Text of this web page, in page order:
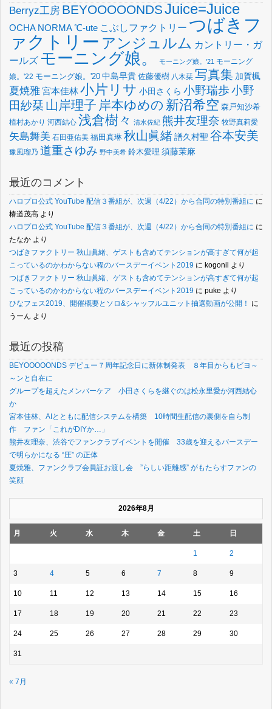
Berryz工房 BEYOOOOONDSJuice=Juice
OCHA NORMA℃-ute こぶしファクトリー つばきフ
ァクトリー アンジュルム カントリー・ガ
ールズ モーニング娘。 モーニング娘。'21 モーニング
娘。'22 モーニング娘。'20 中島早貴 佐藤優樹 八木栞 写真集 加賀楓
夏焼雅宮本佳林小片リサ 小田さくら 小野瑞歩小野
田紗栞 山岸理子 岸本ゆめの 新沼希空 森戸知沙希
植村あかり 河西結心 浅倉樹々 清水佐紀 熊井友理奈 牧野真莉愛
矢島舞美 石田亜佑美 福田真琳 秋山眞緒譜久村聖 谷本安美
豫風瑠乃 道重さゆみ 野中美希 鈴木愛理 須藤茉麻
最近のコメント
ハロプロ公式 YouTube 配信３番組が、次週（4/22）から合同の特別番組に に
椿道茂高 より
ハロプロ公式 YouTube 配信３番組が、次週（4/22）から合同の特別番組に に
たなか より
つばきファクトリー 秋山眞緒、ゲストも含めてテンションが高すぎて何が起
こっているのかわからない程のバースデーイベント2019 に kogonil より
つばきファクトリー 秋山眞緒、ゲストも含めてテンションが高すぎて何が起
こっているのかわからない程のバースデーイベント2019 に puke より
ひなフェス2019、開催概要とソロ&シャッフルユニット抽選動画が公開！
に
うーん より
最近の投稿
BEYOOOOONDS デビュー７周年記念日に新体制発表 ８年目からもビヨ～
～ンと自在に
グループを超えたメンバーケア 小田さくらを継ぐのは松永里愛か河西結心
か
宮本佳林、AIとともに配信システムを構築 10時間生配信の裏側を自ら制
作 ファン「これがDIYか…」
熊井友理奈、渋谷でファンクラブイベントを開催 33歳を迎えるバースデー
で明らかになる “圧” の正体
夏焼雅、ファンクラブ会員証お渡し会 ”らしい距離感” がもたらすファンの
笑顔
2026年8月
月 火 水 木 金 土 日
1 2
3 4 5 6 7 8 9
10 11 12 13 14 15 16
17 18 19 20 21 22 23
24 25 26 27 28 29 30
31
« 7月